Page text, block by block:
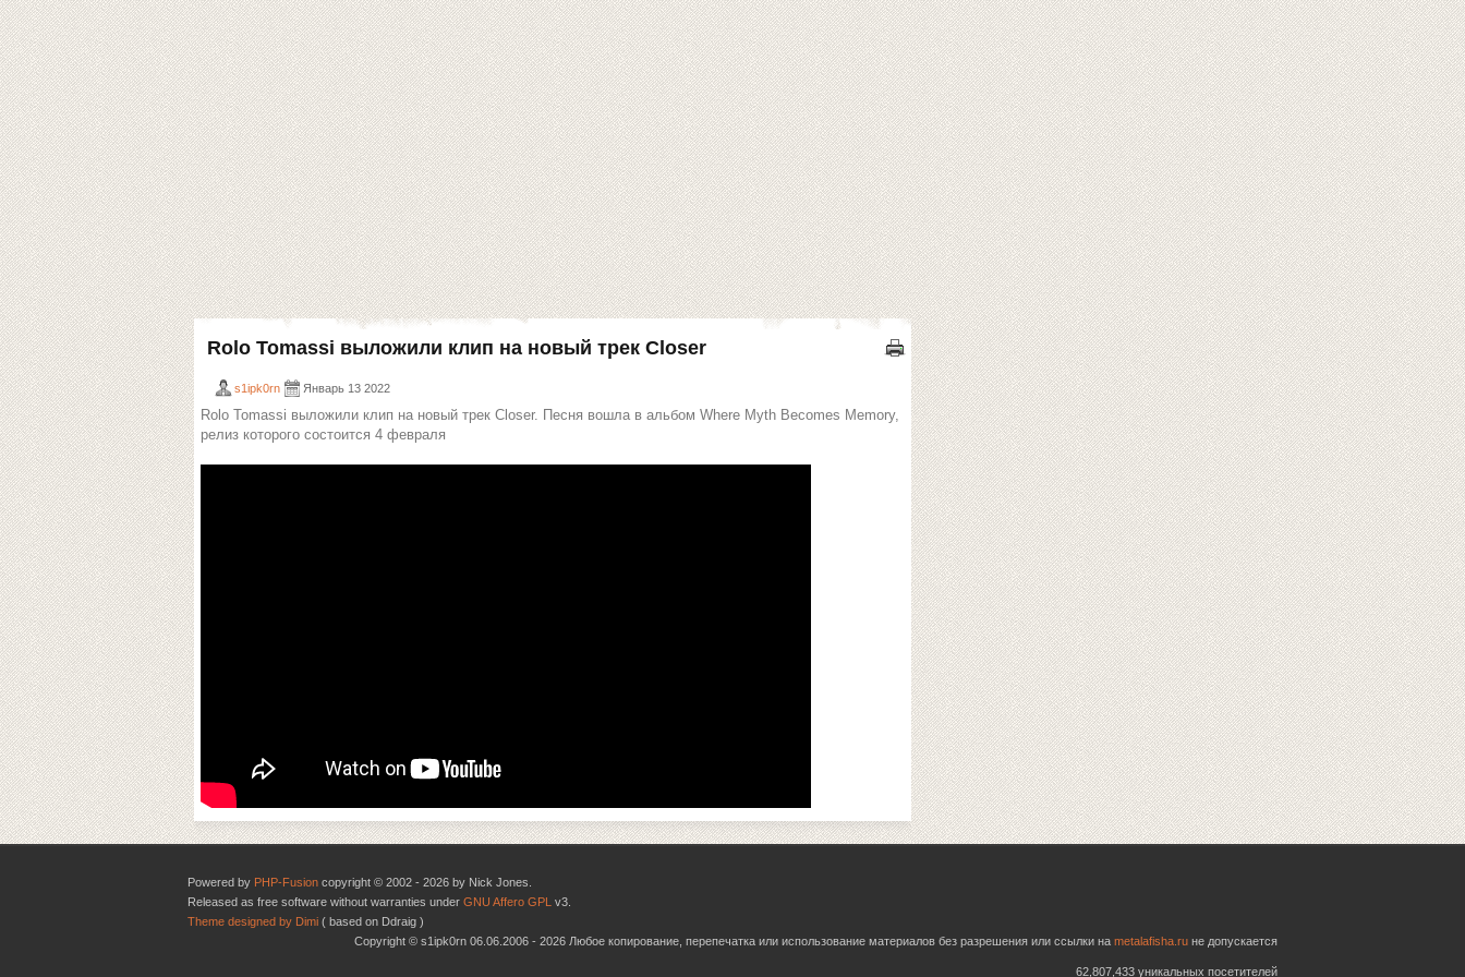
Rolo Tomassi выложили клип на новый трек Closer
s1ipk0rn Январь 13 2022
Rolo Tomassi выложили клип на новый трек Closer. Песня вошла в альбом Where Myth Becomes Memory,
релиз которого состоится 4 февраля
Powered by PHP-Fusion copyright © 2002 - 2026 by Nick Jones.
Released as free software without warranties under GNU Affero GPL v3.
Theme designed by Dimi ( based on Ddraig )
Copyright © s1ipk0rn 06.06.2006 - 2026 Любое копирование, перепечатка или использование материалов без разрешения или ссылки на metalafisha.ru не допускается
62,807,433 уникальных посетителей